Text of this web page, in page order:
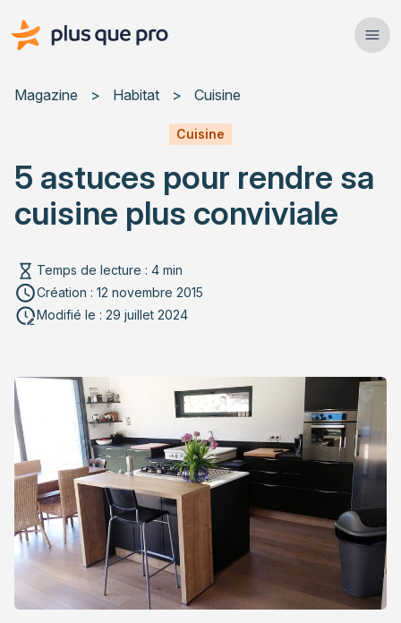
Plus que pro Mag'
Services
Actualités
Rechercher un article
Magazine > Habitat > Cuisine
Cuisine
5 astuces pour rendre sa
cuisine plus conviviale
Temps de lecture : 4 min
Création : 12 novembre 2015
Modifié le : 29 juillet 2024
Optez pour une cuisine ouverte
Misez sur une esthétique naturelle et fraîche
Un bar large/une grande table